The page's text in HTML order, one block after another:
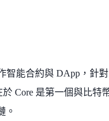
智能合約與 DApp，針對
Core 是第一個與比特
。